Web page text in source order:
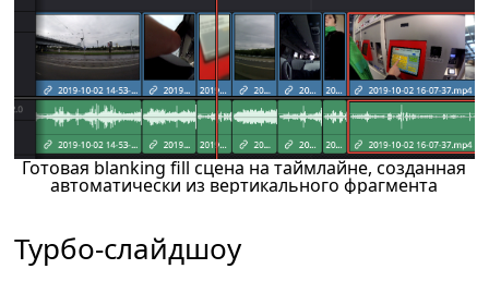
Готовая blanking fill сцена на таймлайне, созданная
автоматически из вертикального фрагмента
Турбо-слайдшоу